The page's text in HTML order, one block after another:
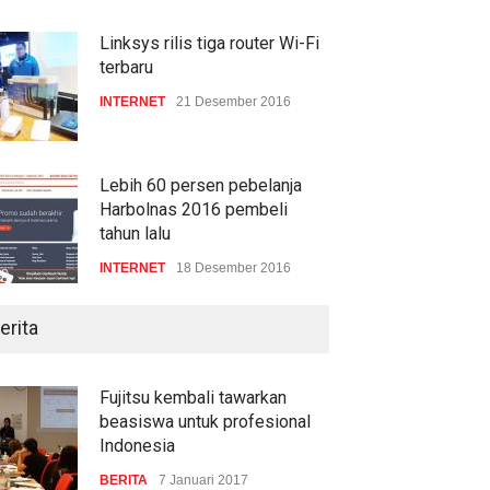
gencar
COMPUTING & SOFTWARE
Linksys rilis tiga router Wi-Fi
terbaru
INTERNET 21 Desember 2016
Lebih 60 persen pebelanja
Harbolnas 2016 pembeli
tahun lalu
INTERNET 18 Desember 2016
Fujitsu kembali tawarkan
beasiswa untuk profesional
Indonesia
BERITA 7 Januari 2017